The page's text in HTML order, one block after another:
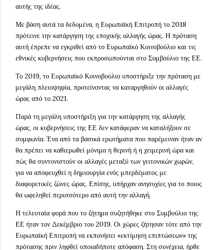
αυτής της ιδέας.
Με βάση αυτά τα δεδομένα, η Ευρωπαϊκή Επιτροπή το 2018
πρότεινε την κατάργηση της εποχικής αλλαγής ώρας. Η πρόταση
αυτή έπρεπε να εγκριθεί από το Ευρωπαϊκό Κοινοβούλιο και τις
εθνικές κυβερνήσεις που εκπροσωπούνται στο Συμβούλιο της ΕΕ.
Το 2019, το Ευρωπαϊκό Κοινοβούλιο υποστήριξε την πρόταση με
μεγάλη πλειοψηφία, προτείνοντας να καταργηθούν οι αλλαγές
ώρας από το 2021.
Παρά τη μεγάλη υποστήριξη για την κατάργηση της αλλαγής
ώρας, οι κυβερνήσεις της ΕΕ δεν κατάφεραν να καταλήξουν σε
συμφωνία. Ένα από τα βασικά ερωτήματα που παρέμειναν ήταν αν
θα πρέπει να καθιερωθεί μόνιμα η θερινή ή η χειμερινή ώρα και
πώς θα συντονιστούν οι αλλαγές μεταξύ των γειτονικών χωρών,
για να αποφευχθεί η δημιουργία ενός μπερδέματος με
διαφορετικές ζώνες ώρας. Επίσης, υπήρχαν ανησυχίες για το ποιος
θα ωφεληθεί περισσότερο από αυτή την αλλαγή.
Η τελευταία φορά που το ζήτημα συζητήθηκε στο Συμβούλιο της
ΕΕ ήταν τον Δεκέμβριο του 2019. Οι χώρες ζήτησαν τότε από την
Ευρωπαϊκή Επιτροπή να εκπονήσει «εκτίμηση επιπτώσεων» της
πρότασης πριν ληφθεί οποιαδήποτε απόφαση. Στη συνέχεια, ήρθε